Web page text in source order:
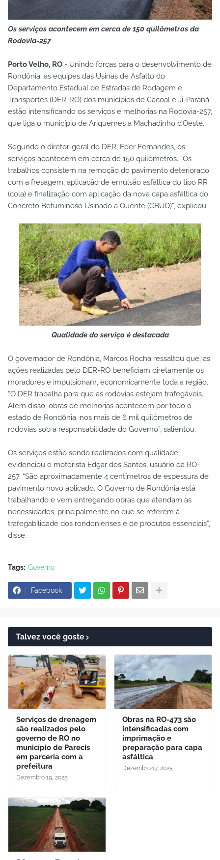
Os serviços acontecem em cerca de 150 quilômetros da
Rodovia-257
Porto Velho, RO - Unindo forças para o desenvolvimento de
Rondônia, as equipes das Usinas de Asfalto do
Departamento Estadual de Estradas de Rodagem e
Transportes (DER-RO) dos municípios de Cacoal e Ji-Paraná,
estão intensificando os serviços e melhorias na Rodovia-257,
que liga o município de Ariquemes a Machadinho d’Oeste.
Segundo o diretor-geral do DER, Eder Fernandes, os
serviços acontecem em cerca de 150 quilômetros. “Os
trabalhos consistem na remoção do pavimento deteriorado
com a fresagem, aplicação de emulsão asfáltica do tipo RR
(cola) e finalização com aplicação da nova capa asfáltica do
Concreto Betuminoso Usinado a Quente (CBUQ)”, explicou.
Qualidade do serviço é destacada
O governador de Rondônia, Marcos Rocha ressaltou que, as
ações realizadas pelo DER-RO beneficiam diretamente os
moradores e impulsionam, economicamente toda a região.
“O DER trabalha para que as rodovias estejam trafegáveis.
Além disso, obras de melhorias acontecem por todo o
estado de Rondônia, nos mais de 6 mil quilômetros de
rodovias sob a responsabilidade do Governo”, salientou.
Os serviços estão sendo realizados com qualidade,
evidenciou o motorista Edgar dos Santos, usuário da RO-
257. “São aproximadamente 4 centímetros de espessura de
pavimento novo aplicado. O Governo de Rondônia está
trabalhando e vem entregando obras que atendam às
necessidades, principalmente no que se referem à
trafegabilidade dos rondonienses e de produtos essenciais”,
disse.
Tags: Governo
Facebook
Talvez você goste
Serviços de drenagem
são realizados pelo
governo de RO no
município de Parecis
em parceria com a
prefeitura
Dezembro 19, 2025
Obras na RO-473 são
intensificadas com
imprimação e
preparação para capa
asfáltica
Dezembro 17, 2025